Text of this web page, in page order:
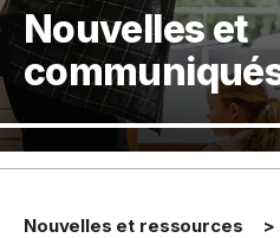
Nouvelles et
Nouvelles et ressources